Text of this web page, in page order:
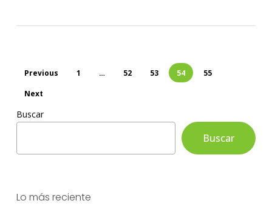
Previous 1 … 52 53 54
55
Next
Buscar
Buscar
Lo más reciente